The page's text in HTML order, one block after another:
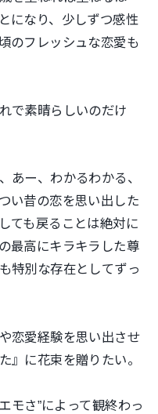
になり、少しずつ感性
のフレッシュな恋愛も
で素晴らしいのだけ
あー、わかるわかる、
い昔の恋を思い出した
ても戻ることは絶対に
最高にキラキラした尊
特別な存在としてずっ
恋愛経験を思い出させ
』に花束を贈りたい。
モさ”によって観終わっ